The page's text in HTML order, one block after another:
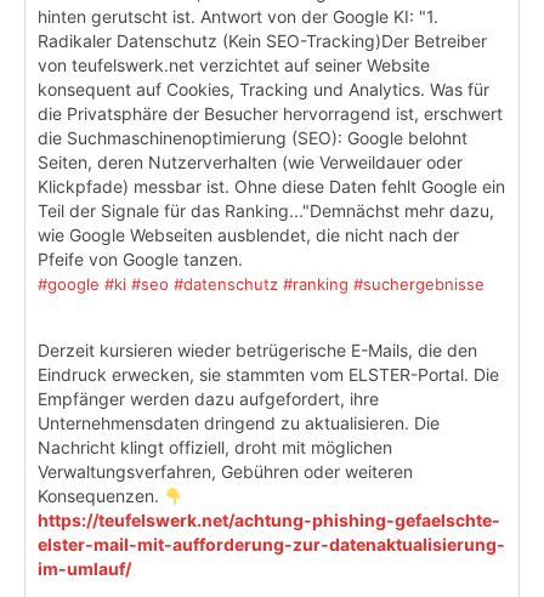
hinten gerutscht ist. Antwort von der Google KI: "1.
Radikaler Datenschutz (Kein SEO-Tracking)Der Betreiber
von teufelswerk.net verzichtet auf seiner Website
konsequent auf Cookies, Tracking und Analytics. Was für
die Privatsphäre der Besucher hervorragend ist, erschwert
die Suchmaschinenoptimierung (SEO): Google belohnt
Seiten, deren Nutzerverhalten (wie Verweildauer oder
Klickpfade) messbar ist. Ohne diese Daten fehlt Google ein
Teil der Signale für das Ranking..."Demnächst mehr dazu,
wie Google Webseiten ausblendet, die nicht nach der
Pfeife von Google tanzen.
#google #ki #seo #datenschutz #ranking #suchergebnisse
Derzeit kursieren wieder betrügerische E-Mails, die den
Eindruck erwecken, sie stammten vom ELSTER-Portal. Die
Empfänger werden dazu aufgefordert, ihre
Unternehmensdaten dringend zu aktualisieren. Die
Nachricht klingt offiziell, droht mit möglichen
Verwaltungsverfahren, Gebühren oder weiteren
Konsequenzen.
https://teufelswerk.net/achtung-phishing-gefaelschte-
elster-mail-mit-aufforderung-zur-datenaktualisierung-
im-umlauf/